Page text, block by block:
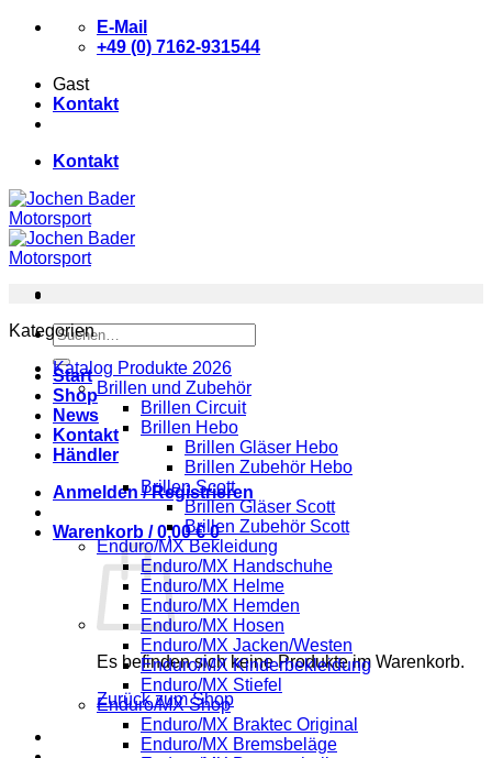
Zum
E-Mail
+49 (0) 7162-931544
Gast
Kontakt
Kontakt
Suchen
nach:
Start
Shop
News
Kontakt
Händler
Anmelden / Registrieren
Warenkorb /0,00€ 0
Es befinden sich keine Produkte im Warenkorb.
Zurück zum Shop
Kategorien
Katalog Produkte 2026
Brillen und Zubehör
Brillen Circuit
Brillen Hebo
Brillen Gläser Hebo
Brillen Zubehör Hebo
Brillen Scott
Brillen Gläser Scott
Brillen Zubehör Scott
Enduro/MX Bekleidung
Enduro/MX Handschuhe
Enduro/MX Helme
Enduro/MX Hemden
Enduro/MX Hosen
Enduro/MX Jacken/Westen
Enduro/MX Kinderbekleidung
Enduro/MX Stiefel
Enduro/MX Shop
Enduro/MX Braktec Original
Enduro/MX Bremsbeläge